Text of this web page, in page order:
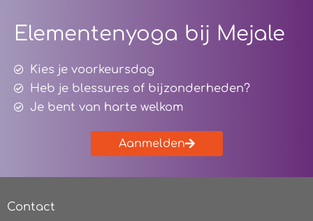
Elementenyoga bij Mejale
Kies je voorkeursdag
Heb je blessures of bijzonderheden?
Je bent van harte welkom
Aanmelden
Contact